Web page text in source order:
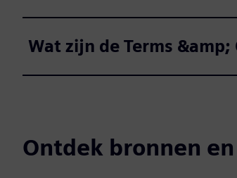
Wat zijn de Terms
Ontdek bronnen